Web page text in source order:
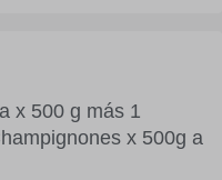
x 500 g más 1
x 500g a